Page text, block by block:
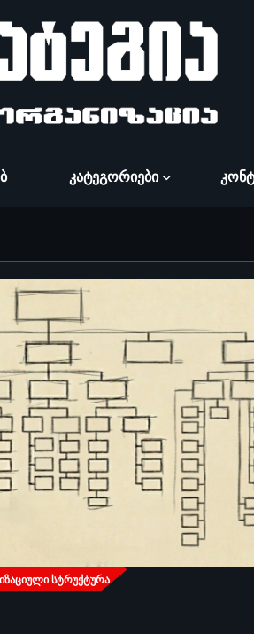
Კატეგორიები
ᲡᲢᲠᲣᲥᲢᲣᲠᲐ